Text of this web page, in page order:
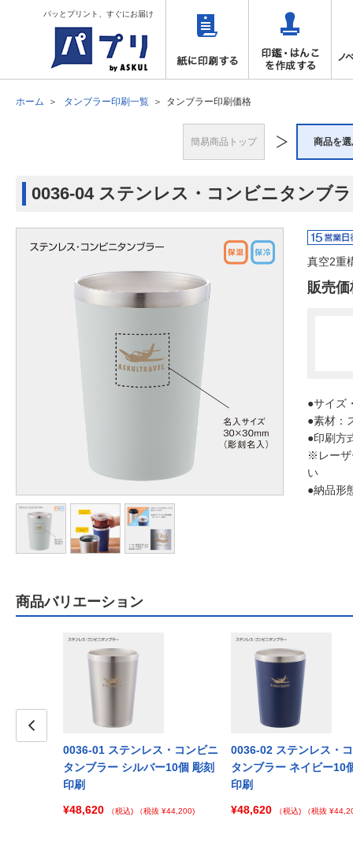
パッとプリント、すぐにお届け
ホーム タンブラー印刷一覧 タンブラー印刷価格
簡易商品トップ 商品を
0036-04 ステンレス・コンビニタンブ
真空2重
販売価
●サイズ
●素材：
●印刷方
※レーザ
い
●納品形
商品バリエーション
0036-01 ステンレス・コンビニ
タンブラー シルバー10個 彫刻
印刷
¥48,620
（税込) （税抜 ¥44,200)
0036-02 ステンレス・
タンブラー ネイビー10
印刷
¥48,620
（税込) （税抜